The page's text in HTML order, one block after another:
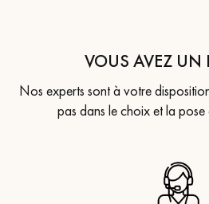
VOUS AVEZ UN
Nos experts sont à votre
pas dans le choix et la